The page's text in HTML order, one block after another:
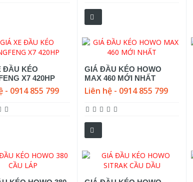
ĐẦU KÉO
X7 420HP
- 0914 855 799
GIÁ ĐẦU KÉO HOWO
MAX 460 MỚI NHẤT
Liên hệ - 0914 855 799